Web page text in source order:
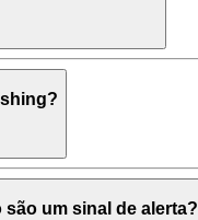
um sinal de alerta?